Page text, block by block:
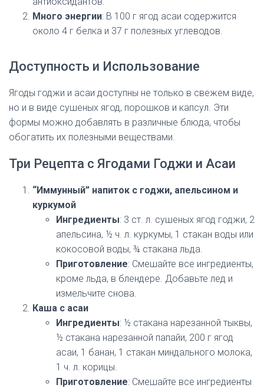
Много энергии: В 100 г ягод асаи содержится
около 4 г белка и 37 г полезных углеводов.
Доступность и Использование
Ягоды годжи и асаи доступны не только в свежем виде,
но и в виде сушеных ягод, порошков и капсул. Эти
формы можно добавлять в различные блюда, чтобы
обогатить их полезными веществами.
Три Рецепта с Ягодами Годжи и Асаи
“Иммунный” напиток с годжи, апельсином и
куркумой
Ингредиенты: 3 ст. л. сушеных ягод годжи, 2
апельсина, ½ ч. л. куркумы, 1 стакан воды или
кокосовой воды, ¾ стакана льда.
Приготовление: Смешайте все ингредиенты,
кроме льда, в блендере. Добавьте лед и
измельчите снова.
Каша с асаи
Ингредиенты: ½ стакана нарезанной тыквы,
½ стакана нарезанной папайи, 200 г ягод
асаи, 1 банан, 1 стакан миндального молока,
1 ч. л. корицы.
Приготовление: Смешайте все ингредиенты